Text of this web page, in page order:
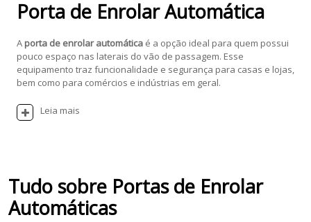
Porta de Enrolar Automática
A porta de enrolar automáticaé a opção ideal para quem possui
pouco espaço nas laterais do vão de passagem. Esse
equipamento traz funcionalidade e segurança para casas e lojas,
bem como para comércios e indústrias em geral.
Leia mais
Tudo sobre Portas de Enrolar
Automáticas